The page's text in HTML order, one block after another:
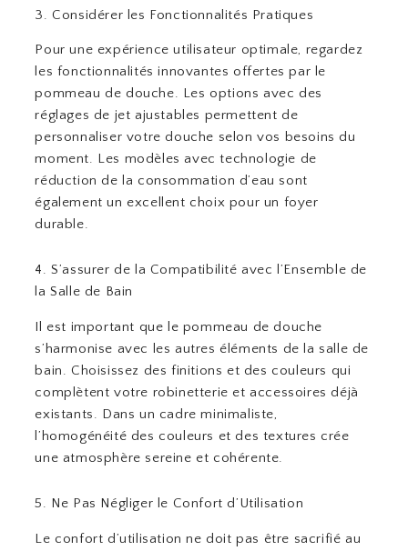
3. Considérer les Fonctionnalités Pratiques
Pour une expérience utilisateur optimale, regardez
les fonctionnalités innovantes offertes par le
pommeau de douche. Les options avec des
réglages de jet ajustables permettent de
personnaliser votre douche selon vos besoins du
moment. Les modèles avec technologie de
réduction de la consommation d’eau sont
également un excellent choix pour un foyer
durable.
4. S’assurer de la Compatibilité avec l’Ensemble de
la Salle de Bain
Il est important que le pommeau de douche
s’harmonise avec les autres éléments de la salle de
bain. Choisissez des finitions et des couleurs qui
complètent votre robinetterie et accessoires déjà
existants. Dans un cadre minimaliste,
l’homogénéité des couleurs et des textures crée
une atmosphère sereine et cohérente.
5. Ne Pas Négliger le Confort d’Utilisation
Le confort d’utilisation ne doit pas être sacrifié au